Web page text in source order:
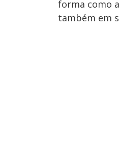
forma como
também em